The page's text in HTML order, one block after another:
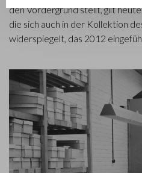
den Vordergrund stellt, gilt
die sich auch in der Kollektion
widerspiegelt, das 2012